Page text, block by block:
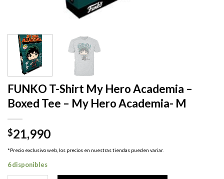
FUNKO T-Shirt My Hero Academia –
Boxed Tee – My Hero Academia- M
$21,990
*Precio exclusivo web, los precios en nuestras tiendas pueden variar.
6 disponibles